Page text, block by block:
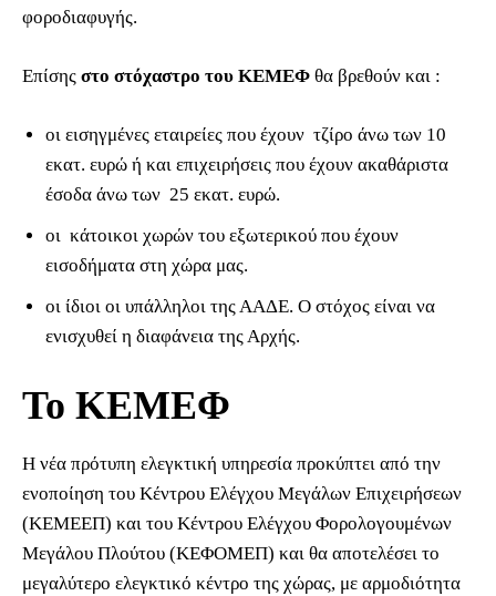
φοροδιαφυγής.
Επίσης στο στόχαστρο του ΚΕΜΕΦ θα βρεθούν και :
οι εισηγμένες εταιρείες που έχουν τζίρο άνω των 10
εκατ. ευρώ ή και επιχειρήσεις που έχουν ακαθάριστα
έσοδα άνω των 25 εκατ. ευρώ.
οι κάτοικοι χωρών του εξωτερικού που έχουν
εισοδήματα στη χώρα μας.
οι ίδιοι οι υπάλληλοι της ΑΑΔΕ. Ο στόχος είναι να
ενισχυθεί η διαφάνεια της Αρχής.
Το ΚΕΜΕΦ
Η νέα πρότυπη ελεγκτική υπηρεσία προκύπτει από την
ενοποίηση του Κέντρου Ελέγχου Μεγάλων Επιχειρήσεων
(ΚΕΜΕΕΠ) και του Κέντρου Ελέγχου Φορολογουμένων
Μεγάλου Πλούτου (ΚΕΦΟΜΕΠ) και θα αποτελέσει το
μεγαλύτερο ελεγκτικό κέντρο της χώρας, με αρμοδιότητα